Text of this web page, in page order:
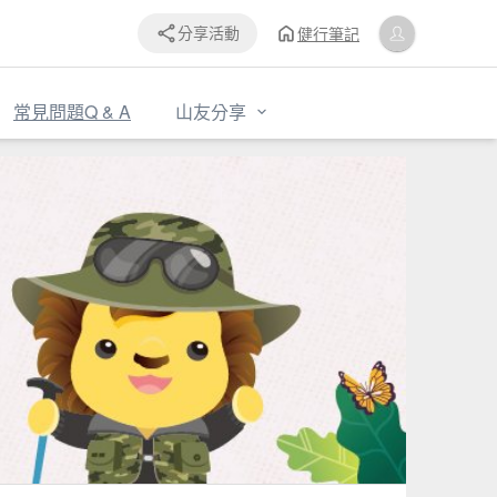
分享活動 健行筆記
常見問題Q & A 山友分享